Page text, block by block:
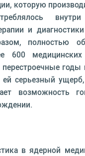
которую
и
полностью
600
перестроечные
ей серьезный
возможность
в ядерной